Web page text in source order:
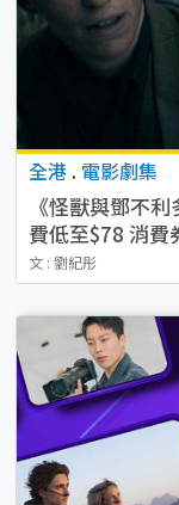
全港 . 電影劇集
《怪獸與鄧不
費低至$78 消
文 : 劉紀彤